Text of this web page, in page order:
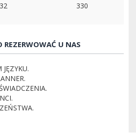
32 330
REZERWOWAĆ U NAS